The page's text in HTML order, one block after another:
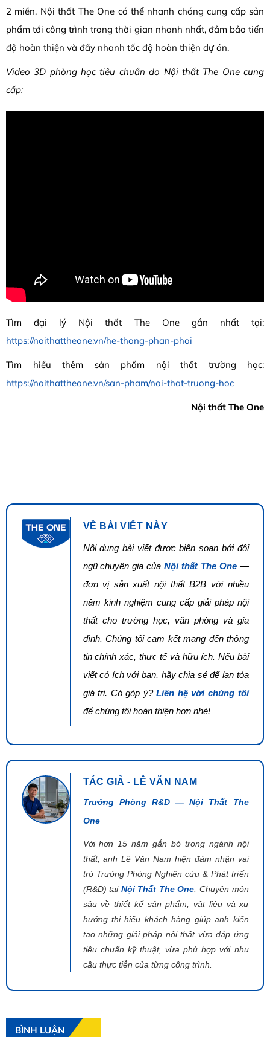
2 miền, Nội thất The One có thể nhanh chóng cung cấp sản
phẩm tới công trình trong thời gian nhanh nhất, đảm bảo tiến
độ hoàn thiện và đẩy nhanh tốc độ hoàn thiện dự án.
Video 3D phòng học tiêu chuẩn do Nội thất The One cung
cấp:
Tìm đại lý Nội thất The One gần nhất tại:
https://noithattheone.vn/he-thong-phan-phoi
Tìm hiểu thêm sản phẩm nội thất trường học:
https://noithattheone.vn/san-pham/noi-that-truong-hoc
Nội thất The One
VỀ BÀI VIẾT NÀY
Nội dung bài viết được biên soạn bởi đội
ngũ chuyên gia của Nội thất The One—
đơn vị sản xuất nội thất B2B với nhiều
năm kinh nghiệm cung cấp giải pháp nội
thất cho trường học, văn phòng và gia
đình. Chúng tôi cam kết mang đến thông
tin chính xác, thực tế và hữu ích. Nếu bài
viết có ích với bạn, hãy chia sẻ để lan tỏa
giá trị. Có góp ý?Liên hệ với chúng tôi
để chúng tôi hoàn thiện hơn nhé!
TÁC GIẢ - LÊ VĂN NAM
Trưởng Phòng R&D — Nội Thất The
One
Với hơn 15 năm gắn bó trong ngành nội
thất, anh Lê Văn Nam hiện đảm nhận vai
trò Trưởng Phòng Nghiên cứu & Phát triển
(R&D) tại Nội Thất The One . Chuyên môn
sâu về thiết kế sản phẩm, vật liệu và xu
hướng thị hiếu khách hàng giúp anh kiến
tạo những giải pháp nội thất vừa đáp ứng
tiêu chuẩn kỹ thuật, vừa phù hợp với nhu
cầu thực tiễn của từng công trình.
BÌNH LUẬN